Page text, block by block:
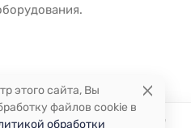
этого сайта, Вы
файлов cookie в
обработки